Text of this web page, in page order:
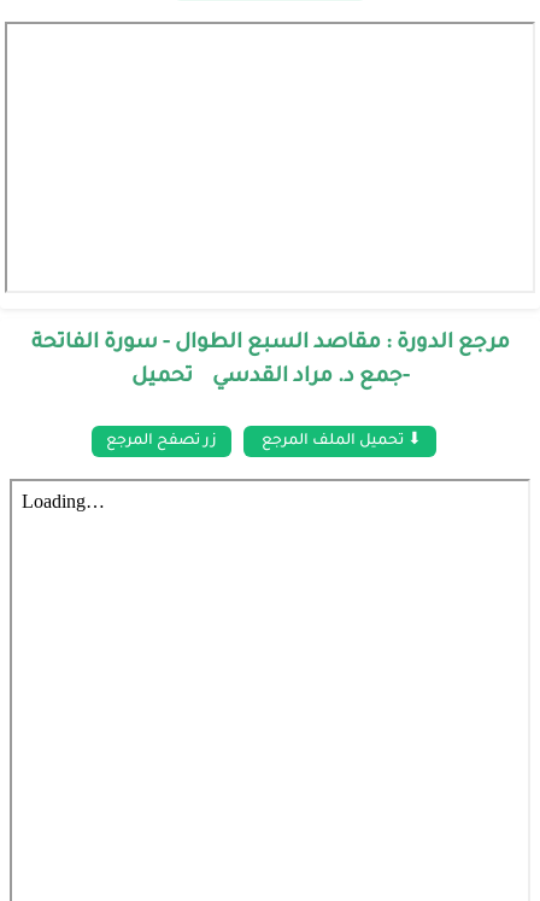
مرجع الدورة : مقاصد السبع الطوال - سورة الفاتحة
-جمع د. مراد القدسي تحميل
⬇ تحميل الملف المرجع زر تصفح المرجع